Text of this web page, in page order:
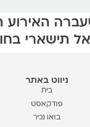
ניווט באתר
פודקאסט
בואו נכיר